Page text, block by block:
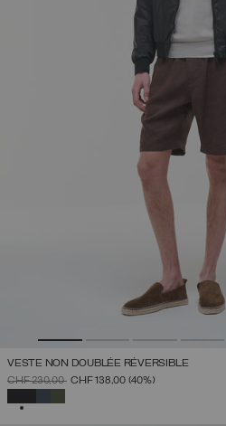
VESTE NON DOUBLÉE RÉVERSIBLE
PRIX RÉDUIT DE
CHF 230,00ÀCHF 138,00 (40%)